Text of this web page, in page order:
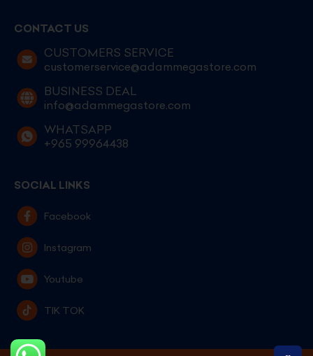
CONTACT US
CUSTOMERS SERVICE
customerservice@adammegastore.com
BUSINESS DEAL
info@adammegastore.com
WHATSAPP
+965 99964438
SOCIAL LINKS
Facebook
Instagram
Youtube
TIK TOK